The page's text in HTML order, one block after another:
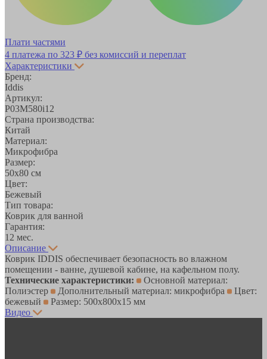
Плати частями
4 платежа по 323 ₽ без комиссий и переплат
Характеристики
Бренд:
Iddis
Артикул:
P03M580i12
Страна производства:
Китай
Материал:
Микрофибра
Размер:
50х80 см
Цвет:
Бежевый
Тип товара:
Коврик для ванной
Гарантия:
12 мес.
Описание
Коврик IDDIS обеспечивает безопасность во влажном
помещении - ванне, душевой кабине, на кафельном полу.
Технические характеристики:
Основной материал:
Полиэстер
Дополнительный материал: микрофибра
Цвет:
бежевый
Размер: 500х800х15 мм
Видео